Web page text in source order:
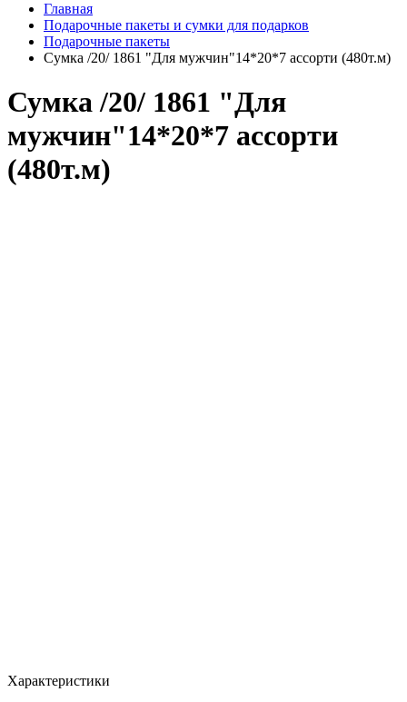
Главная
Подарочные пакеты и сумки для подарков
Подарочные пакеты
Сумка /20/ 1861 "Для мужчин"14*20*7 ассорти (480т.м)
Сумка /20/ 1861 "Для
мужчин"14*20*7 ассорти
(480т.м)
Характеристики